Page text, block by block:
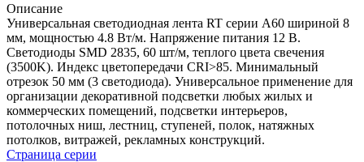
Описание
Универсальная светодиодная лента RT серии A60 шириной 8
мм, мощностью 4.8 Вт/м. Напряжение питания 12 В.
Светодиоды SMD 2835, 60 шт/м, теплого цвета свечения
(3500K). Индекс цветопередачи CRI>85. Минимальный
отрезок 50 мм (3 светодиода). Универсальное применение для
организации декоративной подсветки любых жилых и
коммерческих помещений, подсветки интерьеров,
потолочных ниш, лестниц, ступеней, полок, натяжных
потолков, витражей, рекламных конструкций.
Страница серии